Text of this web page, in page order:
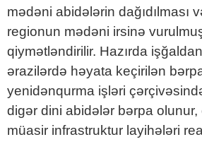
mədəni abidələrin dağıdılması
regionun mədəni irsinə
qiymətləndirilir. Hazırda
ərazilərdə həyata keçirilən
yenidənqurma işləri
digər dini abidələr bərpa
müasir infrastruktur layihələri